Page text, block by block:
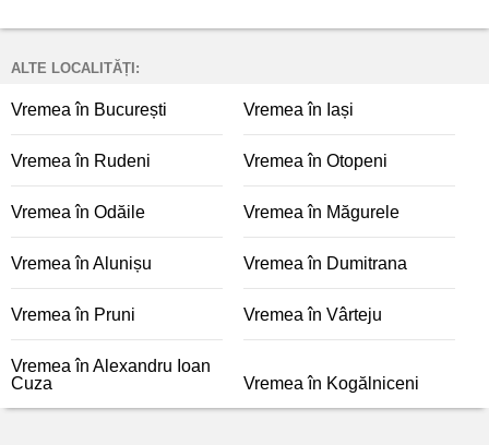
ALTE LOCALITĂȚI:
Vremea în București Vremea în Iași
Vremea în Rudeni Vremea în Otopeni
Vremea în Odăile Vremea în Măgurele
Vremea în Alunișu Vremea în Dumitrana
Vremea în Pruni Vremea în Vârteju
Vremea în Alexandru Ioan
Cuza
Vremea în Kogălniceni